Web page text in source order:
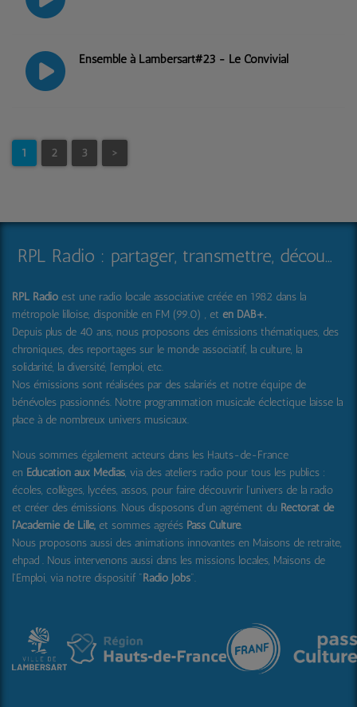
Ensemble à Lambersart#23 - Le Convivial
1 2 3 >
RPL Radio : partager, transmettre, découvrir et surprendre
RPL Radio est une radio locale associative créée en 1982 dans la
métropole lilloise, disponible en FM (99.0) , et en DAB+.
Depuis plus de 40 ans, nous proposons des émissions thématiques, des
chroniques, des reportages sur le monde associatif, la culture, la
solidarité, la diversité, l'emploi, etc.
Nos émissions sont réalisées par des salariés et notre équipe de
bénévoles passionnés. Notre programmation musicale éclectique laisse la
place à de nombreux univers musicaux.
Nous sommes également acteurs dans les Hauts-de-France
en Education aux Médias, via des ateliers radio pour tous les publics :
écoles, collèges, lycées, assos, pour faire découvrir l'univers de la radio
et créer des émissions. Nous disposons d'un agrément du Rectorat de
l'Académie de Lille, et sommes agréés Pass Culture.
Nous proposons aussi des animations innovantes en Maisons de retraite,
ehpad . Nous intervenons aussi dans les missions locales, Maisons de
l'Emploi, via notre dispositif "Radio Jobs".